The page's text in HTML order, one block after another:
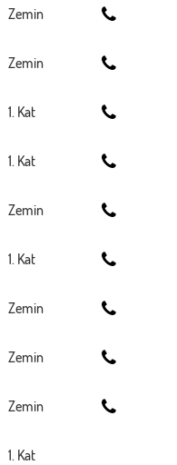
Zemin
Zemin
1. Kat
1. Kat
Zemin
1. Kat
Zemin
Zemin
Zemin
1. Kat